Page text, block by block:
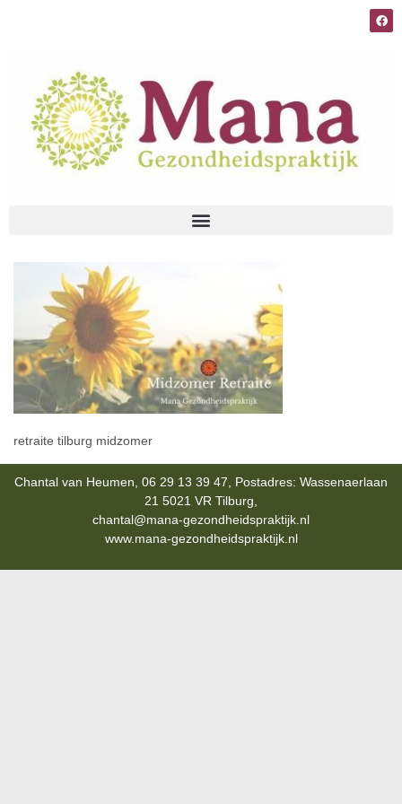
retraite tilburg midzomer
Chantal van Heumen, 06 29 13 39 47, Postadres: Wassenaerlaan
21 5021 VR Tilburg,
chantal@mana-gezondheidspraktijk.nl
www.mana-gezondheidspraktijk.nl